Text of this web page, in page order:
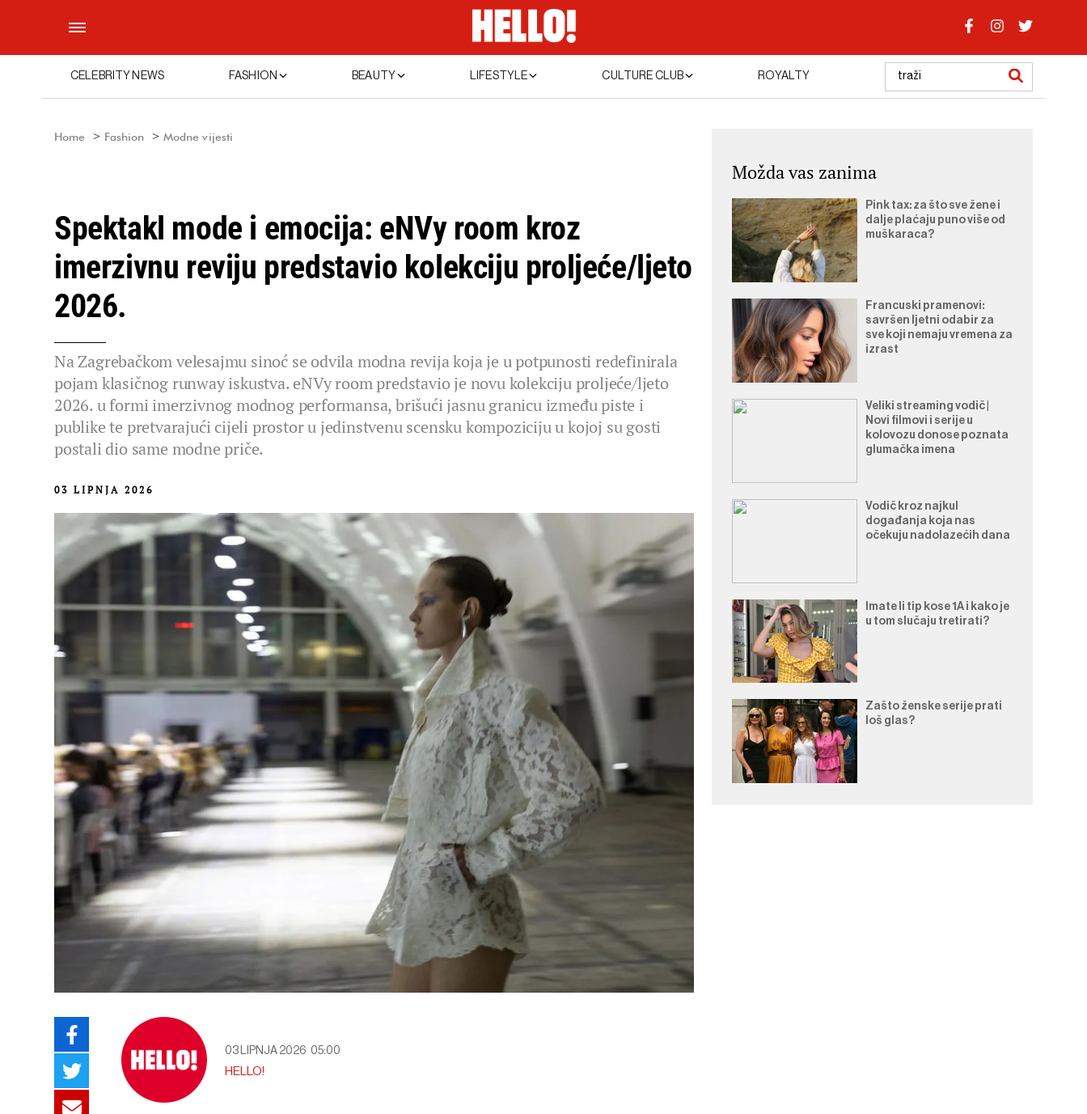
CELEBRITY NEWS FASHION BEAUTY LIFESTYLE CULTURE CLUB ROYALTY
Home Fashion Modne vijesti
Spektakl mode i emocija: eNVy room kroz
imerzivnu reviju predstavio kolekciju proljeće/ljeto
2026.
Na Zagrebačkom velesajmu sinoć se odvila modna revija koja je u potpunosti redefinirala
pojam klasičnog runway iskustva. eNVy room predstavio je novu kolekciju proljeće/ljeto
2026. u formi imerzivnog modnog performansa, brišući jasnu granicu između piste i
publike te pretvarajući cijeli prostor u jedinstvenu scensku kompoziciju u kojoj su gosti
postali dio same modne priče.
03 LIPNJA 2026
03 LIPNJA 2026 05:00
HELLO!
Možda vas zanima
Pink tax: za što sve žene i
dalje plaćaju puno više od
muškaraca?
Francuski pramenovi:
savršen ljetni odabir za
sve koji nemaju vremena za
izrast
Veliki streaming vodič |
Novi filmovi i serije u
kolovozu donose poznata
glumačka imena
Vodič kroz najkul
događanja koja nas
očekuju nadolazećih dana
Imate li tip kose 1A i kako je
u tom slučaju tretirati?
Zašto ženske serije prati
loš glas?